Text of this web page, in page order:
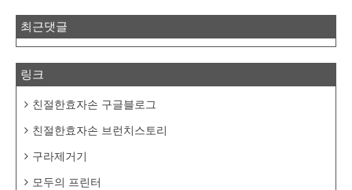
최근댓글
링크
친절한효자손 구글블로그
친절한효자손 브런치스토리
구라제거기
모두의 프린터